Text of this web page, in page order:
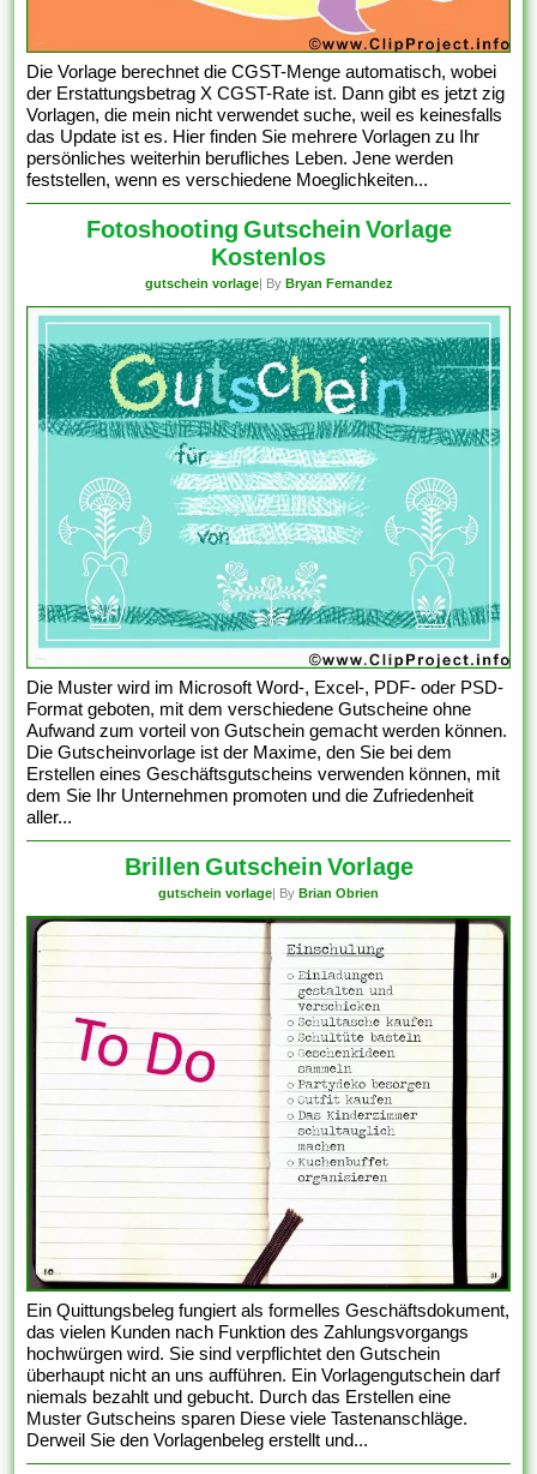
Die Vorlage berechnet die CGST-Menge automatisch, wobei
der Erstattungsbetrag X CGST-Rate ist. Dann gibt es jetzt zig
Vorlagen, die mein nicht verwendet suche, weil es keinesfalls
das Update ist es. Hier finden Sie mehrere Vorlagen zu Ihr
persönliches weiterhin berufliches Leben. Jene werden
feststellen, wenn es verschiedene Moeglichkeiten...
Fotoshooting Gutschein Vorlage
Kostenlos
gutschein vorlage| By Bryan Fernandez
Die Muster wird im Microsoft Word-, Excel-, PDF- oder PSD-
Format geboten, mit dem verschiedene Gutscheine ohne
Aufwand zum vorteil von Gutschein gemacht werden können.
Die Gutscheinvorlage ist der Maxime, den Sie bei dem
Erstellen eines Geschäftsgutscheins verwenden können, mit
dem Sie Ihr Unternehmen promoten und die Zufriedenheit
aller...
Brillen Gutschein Vorlage
gutschein vorlage| By Brian Obrien
Ein Quittungsbeleg fungiert als formelles Geschäftsdokument,
das vielen Kunden nach Funktion des Zahlungsvorgangs
hochwürgen wird. Sie sind verpflichtet den Gutschein
überhaupt nicht an uns aufführen. Ein Vorlagengutschein darf
niemals bezahlt und gebucht. Durch das Erstellen eine
Muster Gutscheins sparen Diese viele Tastenanschläge.
Derweil Sie den Vorlagenbeleg erstellt und...